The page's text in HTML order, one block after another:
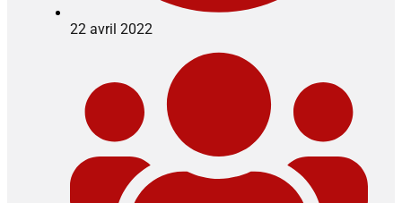
22 avril 2022